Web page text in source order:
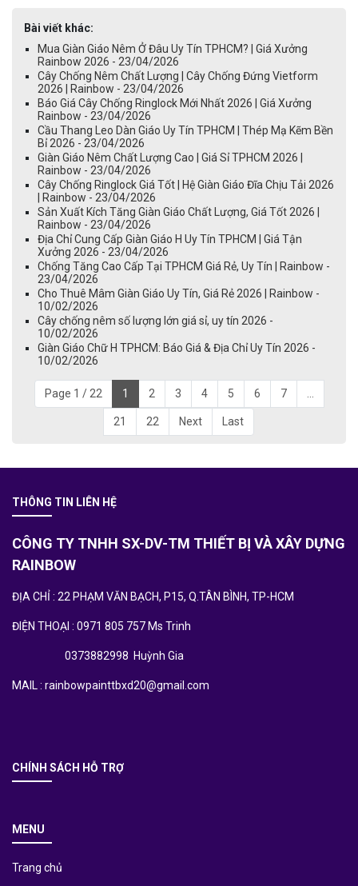
Bài viết khác:
Mua Giàn Giáo Nêm Ở Đâu Uy Tín TPHCM? | Giá Xưởng
Rainbow 2026 - 23/04/2026
Cây Chống Nêm Chất Lượng | Cây Chống Đứng Vietform
2026 | Rainbow - 23/04/2026
Báo Giá Cây Chống Ringlock Mới Nhất 2026 | Giá Xưởng
Rainbow - 23/04/2026
Cầu Thang Leo Dàn Giáo Uy Tín TPHCM | Thép Mạ Kẽm Bền
Bỉ 2026 - 23/04/2026
Giàn Giáo Nêm Chất Lượng Cao | Giá Sỉ TPHCM 2026 |
Rainbow - 23/04/2026
Cây Chống Ringlock Giá Tốt | Hệ Giàn Giáo Đĩa Chịu Tải 2026
| Rainbow - 23/04/2026
Sản Xuất Kích Tăng Giàn Giáo Chất Lượng, Giá Tốt 2026 |
Rainbow - 23/04/2026
Địa Chỉ Cung Cấp Giàn Giáo H Uy Tín TPHCM | Giá Tận
Xưởng 2026 - 23/04/2026
Chống Tăng Cao Cấp Tại TPHCM Giá Rẻ, Uy Tín | Rainbow -
23/04/2026
Cho Thuê Mâm Giàn Giáo Uy Tín, Giá Rẻ 2026 | Rainbow -
10/02/2026
Cây chống nêm số lượng lớn giá sỉ, uy tín 2026 -
10/02/2026
Giàn Giáo Chữ H TPHCM: Báo Giá & Địa Chỉ Uy Tín 2026 -
10/02/2026
Page 1 / 22 1 2 3 4 5 6 7
21 22 Next Last
THÔNG TIN LIÊN HỆ
CÔNG TY TNHH SX-DV-TM THIẾT BỊ VÀ XÂY DỰNG
RAINBOW
ĐỊA CHỈ : 22 PHẠM VĂN BẠCH, P15, Q.TÂN BÌNH, TP-HCM
ĐIỆN THOẠI : 0971 805 757 Ms Trinh
0373882998 Huỳnh Gia
MAIL : rainbowpainttbxd20@gmail.com
CHÍNH SÁCH HỖ TRỢ
MENU
Trang chủ